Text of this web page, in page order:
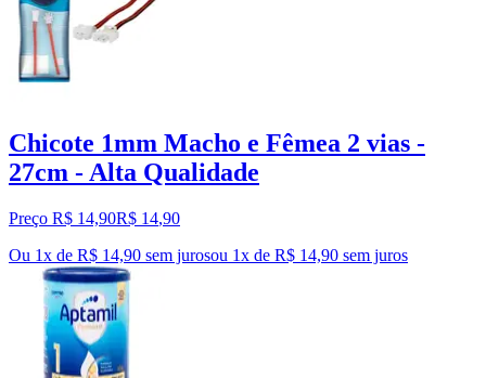
Chicote 1mm Macho e Fêmea 2 vias -
27cm - Alta Qualidade
Preço R$ 14,90R$ 14,90
Ou 1x de R$ 14,90 sem jurosou 1x de R$ 14,90 sem juros